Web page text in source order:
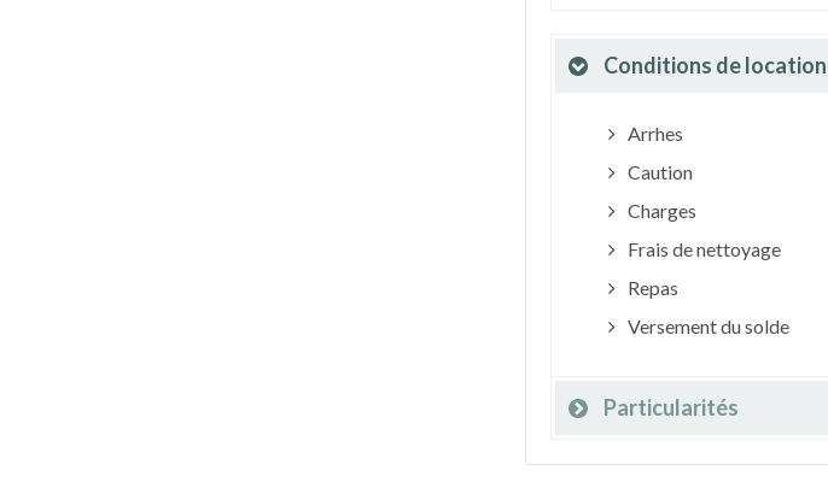
Conditions de location
Arrhes
Caution
Charges
Frais de nettoyage
Repas
Versement du solde
Particularités